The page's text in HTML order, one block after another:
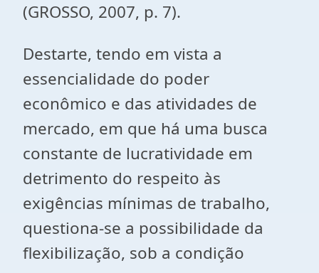
(GROSSO, 2007, p. 7).
Destarte, tendo em vista a
essencialidade do poder
econômico e das atividades de
mercado, em que há uma busca
constante de lucratividade em
detrimento do respeito às
exigências mínimas de trabalho,
questiona-se a possibilidade da
flexibilização, sob a condição